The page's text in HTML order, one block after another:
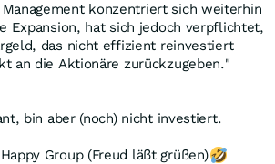
konzentriert sich weiterhin
Expansion, hat sich jedoch verpflichtet,
das nicht effizient reinvestiert
an die Aktionäre zurückzugeben."
bin aber (noch) nicht investiert.
Group (Freud läßt grüßen)